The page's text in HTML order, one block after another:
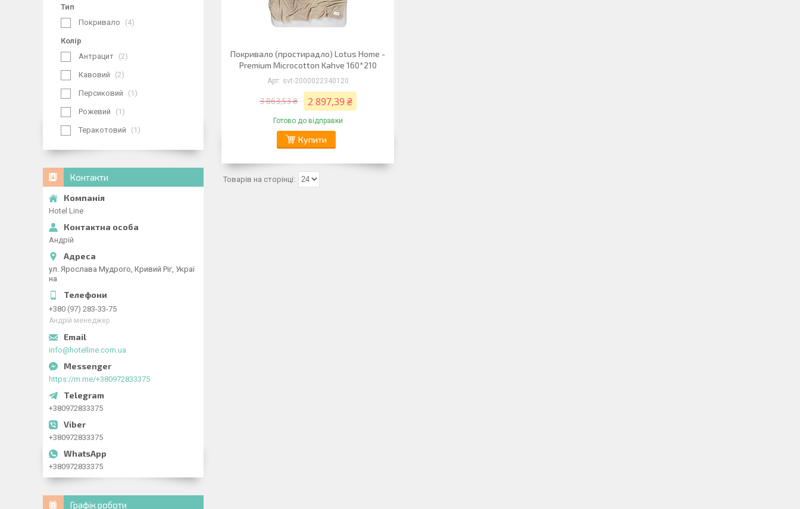
Покривало (простирадло) Lotus Home -
Premium Microcotton Kahve 160*210
svt-2000022340120
3 863,53 ₴ 2 897,39 ₴
Готово до відправки
Купити
Тип
Покривало
4
Колір
Антрацит
2
Кавовий 2
Персиковий 1
Рожевий 1
Теракотовий 1
Контакти
Hotel Line
Андрій
ул. Ярослава Мудрого, Кривий Ріг, Украї
на
+380 (97) 283-33-75
Андрій менеджер
info@hotelline.com.ua
https://m.me/+380972833375
+380972833375
+380972833375
+380972833375
Графік роботи